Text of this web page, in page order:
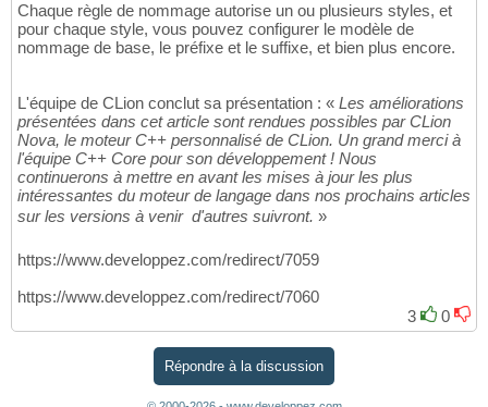
Chaque règle de nommage autorise un ou plusieurs styles, et
pour chaque style, vous pouvez configurer le modèle de
nommage de base, le préfixe et le suffixe, et bien plus encore.
L'équipe de CLion conclut sa présentation : « Les améliorations
présentées dans cet article sont rendues possibles par CLion
Nova, le moteur C++ personnalisé de CLion. Un grand merci à
l'équipe C++ Core pour son développement ! Nous
continuerons à mettre en avant les mises à jour les plus
intéressantes du moteur de langage dans nos prochains articles
sur les versions à venir  d'autres suivront. »
https://www.developpez.com/redirect/7059
https://www.developpez.com/redirect/7060
3
0
Répondre à la discussion